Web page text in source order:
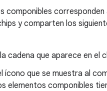
componibles corresponden
y comparten los
cadena que aparece en el
ícono que se muestra al
elementos componibles